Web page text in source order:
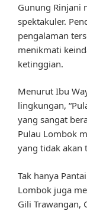
Gunung Rinjani
spektakuler.
pengalaman
menikmati
ketinggian.
Menurut Ibu
lingkungan,
yang sangat
Pulau Lombok
yang tidak akan
Tak hanya
Lombok juga
Gili Trawangan,